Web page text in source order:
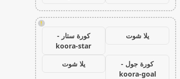
!
يلا شوت
كورة ستار -
koora-star
كورة جول -
koora-goal
يلا شوت